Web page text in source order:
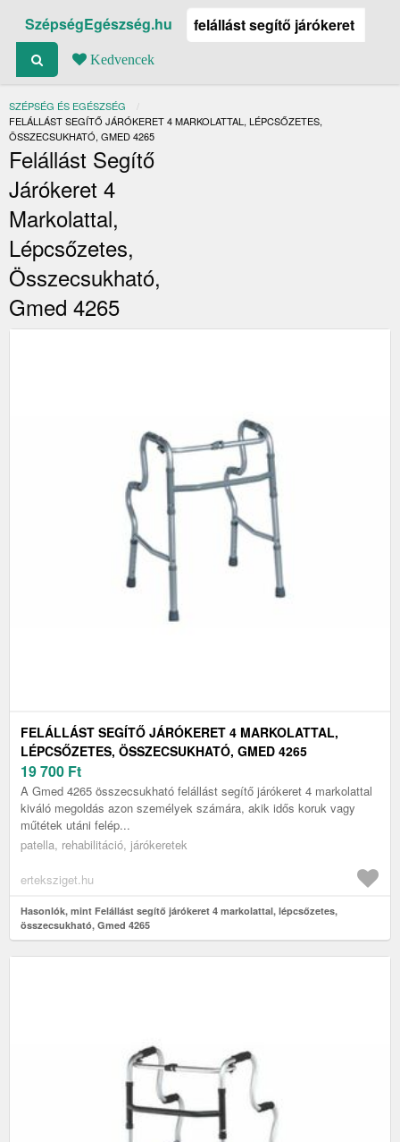
SzépségEgészség.hu
Kedvencek
SZÉPSÉG ÉS EGÉSZSÉG
JELENLEGI:
FELÁLLÁST SEGÍTŐ JÁRÓKERET 4 MARKOLATTAL, LÉPCSŐZETES,
ÖSSZECSUKHATÓ, GMED 4265
Felállást Segítő
Járókeret 4
Markolattal,
Lépcsőzetes,
Összecsukható,
Gmed 4265
FELÁLLÁST SEGÍTŐ JÁRÓKERET 4 MARKOLATTAL,
LÉPCSŐZETES, ÖSSZECSUKHATÓ, GMED 4265
19 700 Ft
A Gmed 4265 összecsukható felállást segítő járókeret 4 markolattal
kiváló megoldás azon személyek számára, akik idős koruk vagy
műtétek utáni felép...
patella, rehabilitáció, járókeretek
erteksziget.hu
Hasonlók, mint Felállást segítő járókeret 4 markolattal, lépcsőzetes,
összecsukható, Gmed 4265